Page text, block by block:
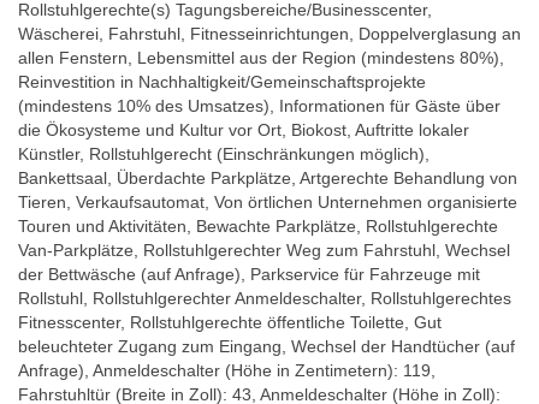
Rollstuhlgerechte(s) Tagungsbereiche/Businesscenter,
Wäscherei, Fahrstuhl, Fitnesseinrichtungen, Doppelverglasung an
allen Fenstern, Lebensmittel aus der Region (mindestens 80%),
Reinvestition in Nachhaltigkeit/Gemeinschaftsprojekte
(mindestens 10% des Umsatzes), Informationen für Gäste über
die Ökosysteme und Kultur vor Ort, Biokost, Auftritte lokaler
Künstler, Rollstuhlgerecht (Einschränkungen möglich),
Bankettsaal, Überdachte Parkplätze, Artgerechte Behandlung von
Tieren, Verkaufsautomat, Von örtlichen Unternehmen organisierte
Touren und Aktivitäten, Bewachte Parkplätze, Rollstuhlgerechte
Van-Parkplätze, Rollstuhlgerechter Weg zum Fahrstuhl, Wechsel
der Bettwäsche (auf Anfrage), Parkservice für Fahrzeuge mit
Rollstuhl, Rollstuhlgerechter Anmeldeschalter, Rollstuhlgerechtes
Fitnesscenter, Rollstuhlgerechte öffentliche Toilette, Gut
beleuchteter Zugang zum Eingang, Wechsel der Handtücher (auf
Anfrage), Anmeldeschalter (Höhe in Zentimetern): 119,
Fahrstuhltür (Breite in Zoll): 43, Anmeldeschalter (Höhe in Zoll):